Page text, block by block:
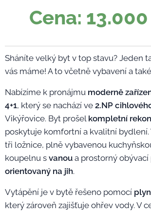
Cena: 13.000
Sháníte velký byt v top stavu? Jeden
vás máme! A to včetně vybavení a
Nabízíme k pronájmu moderně
4+1, který se nachází ve 2.NP cihlové
Vikýřovice. Byt prošel kompletní
poskytuje komfortní a kvalitní
tři ložnice, plně vybavenou
koupelnu s vanou a prostorný obývací
orientovaný na jih.
Vytápění je v bytě řešeno pomocí
který zároveň zajišťuje ohřev vody. V